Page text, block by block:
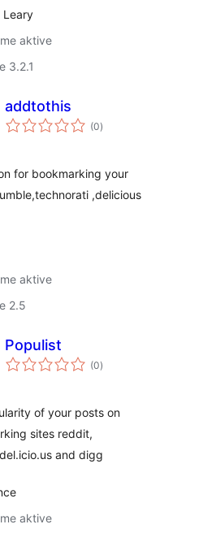
Leary
aktive
3.2.1
addtothis
(0vlerësime
gjithsej
)
for bookmarking your
,delicious
aktive
2.5
Populist
(0vlerësime
gjithsej
)
of your posts on
sites reddit,
and digg
aktive